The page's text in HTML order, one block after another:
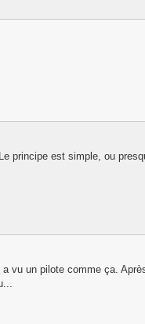
principe est simple, ou
vu un pilote comme ça.